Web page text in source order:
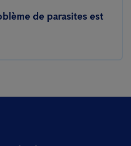
de parasites est